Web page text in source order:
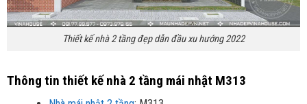
Thiết kế nhà 2 tầng đẹp dẫn đầu xu hướng 2022
Thông tin thiết kế nhà 2 tầng mái nhật M313